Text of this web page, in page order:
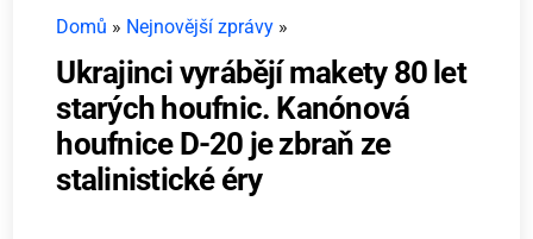
Domů » Nejnovější zprávy »
Ukrajinci vyrábějí makety 80 let
starých houfnic. Kanónová
houfnice D-20 je zbraň ze
stalinistické éry